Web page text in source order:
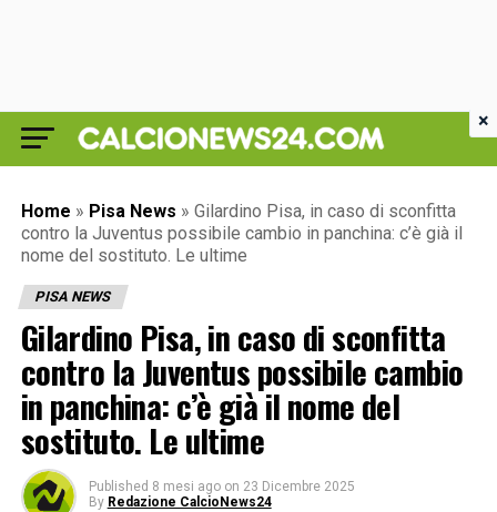
Home » Pisa News » Gilardino Pisa, in caso di sconfitta
contro la Juventus possibile cambio in panchina: c’è già il
nome del sostituto. Le ultime
PISA NEWS
Gilardino Pisa, in caso di sconfitta
contro la Juventus possibile cambio
in panchina: c’è già il nome del
sostituto. Le ultime
Published 8 mesi ago on 23 Dicembre 2025
By Redazione CalcioNews24
×